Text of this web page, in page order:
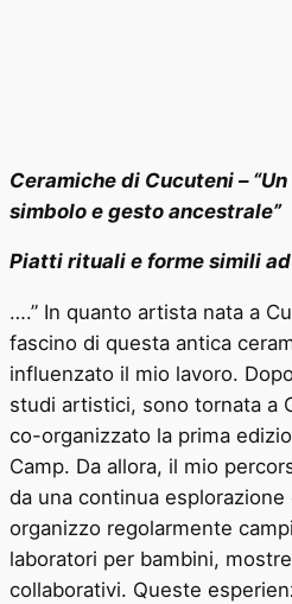
Ceramiche di Cucuteni –
simbolo e gesto ancestrale”
Piatti rituali e forme simili
….” In quanto artista nata a
fascino di questa antica
influenzato il mio lavoro.
studi artistici, sono tornata a
co-organizzato la prima
Camp. Da allora, il mio
da una continua
organizzo regolarmente
laboratori per bambini,
collaborativi. Queste